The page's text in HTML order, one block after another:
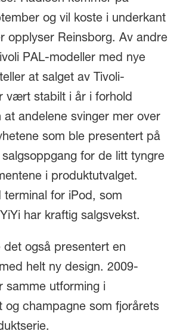
og vil koste i underkant
opplyser Reinsborg. Av andre
PAL-modeller med nye
at salget av Tivoli-
vært stabilt i år i forhold
at andelene svinger mer over
som ble presentert på
salgsoppgang for de litt tyngre
i produktutvalget.
terminal for iPod, som
har kraftig salgsvekst.
det også presentert en
helt ny design. 2009-
samme utforming i
og champagne som fjorårets